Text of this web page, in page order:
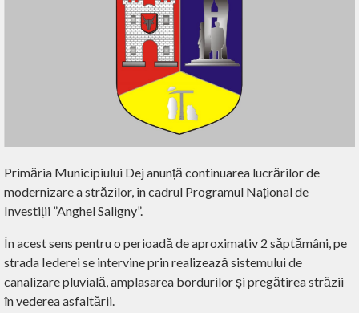
Primăria Municipiului Dej anunță continuarea lucrărilor de
modernizare a străzilor, în cadrul Programul Național de
Investiții ”Anghel Saligny”.
În acest sens pentru o perioadă de aproximativ 2 săptămâni, pe
strada Iederei se intervine prin realizează sistemului de
canalizare pluvială, amplasarea bordurilor și pregătirea străzii
în vederea asfaltării.